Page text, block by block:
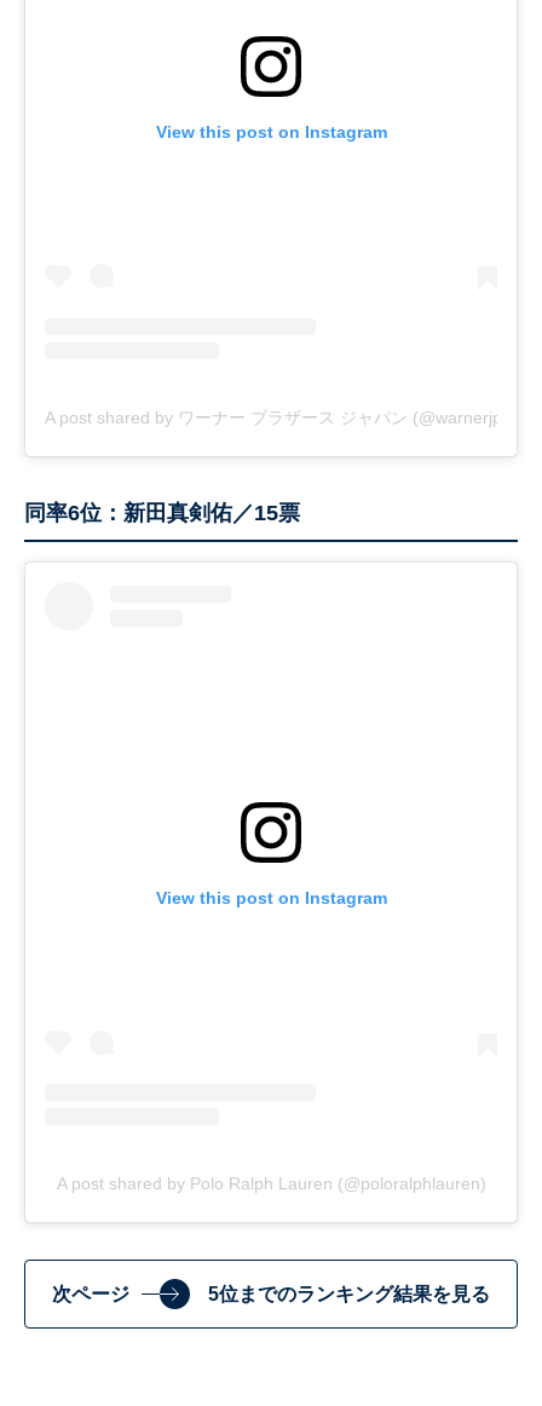
View this post on Instagram
A post shared by ワーナー ブラザース ジャパン
同率6位：新田真剣佑／15票
View this post on Instagram
A post shared by Polo Ralph Lauren (@poloralphlauren)
次ページ 5位までのランキング結果を見る